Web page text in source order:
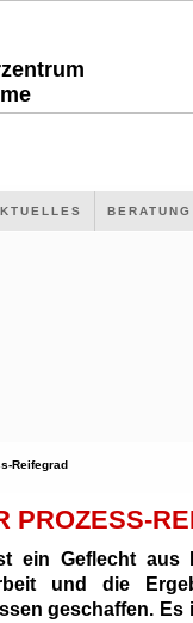
Reifegrad
PROZESS-
ein Geflecht aus
und die
geschaffen.